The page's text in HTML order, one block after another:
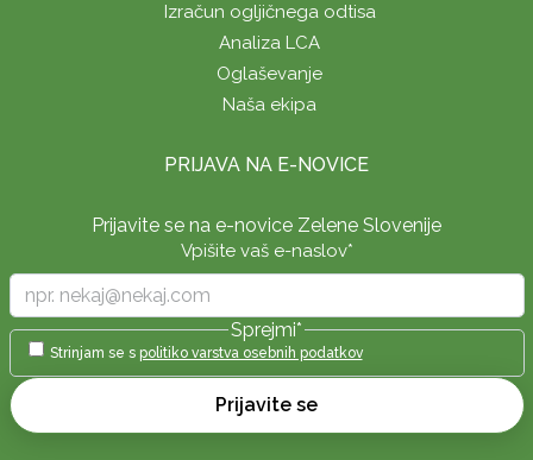
Izračun ogljičnega odtisa
Analiza LCA
Oglaševanje
Naša ekipa
PRIJAVA NA E-NOVICE
Prijavite se na e-novice Zelene Slovenije
Vpišite vaš e-naslov*
Sprejmi*
Strinjam se s politiko varstva osebnih podatkov
Prijavite se